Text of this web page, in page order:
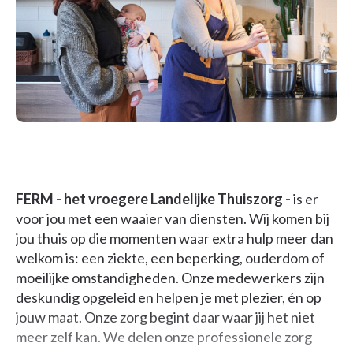
FERM - het vroegere Landelijke Thuiszorg -is er
voor jou met een waaier van diensten. Wij komen bij
jou thuis op die momenten waar extra hulp meer dan
welkom is: een ziekte, een beperking, ouderdom of
moeilijke omstandigheden. Onze medewerkers zijn
deskundig opgeleid en helpen je met plezier, én op
jouw maat. Onze zorg begint daar waar jij het niet
meer zelf kan. We delen onze professionele zorg